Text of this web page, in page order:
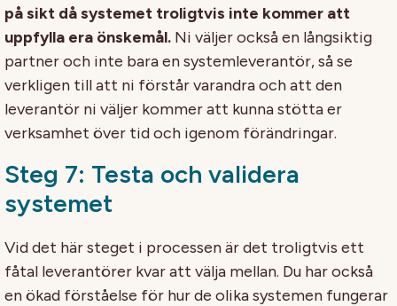
på sikt då systemet troligtvis inte kommer att
uppfylla era önskemål. Ni väljer också en långsiktig
partner och inte bara en systemleverantör, så se
verkligen till att ni förstår varandra och att den
leverantör ni väljer kommer att kunna stötta er
verksamhet över tid och igenom förändringar.
Steg 7: Testa och validera
systemet
Vid det här steget i processen är det troligtvis ett
fåtal leverantörer kvar att välja mellan. Du har också
en ökad förståelse för hur de olika systemen fungerar